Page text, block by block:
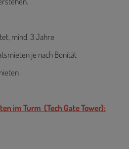
mind. 3 Jahre
je nach Bonität
im Turm (Tech Gate Tower):